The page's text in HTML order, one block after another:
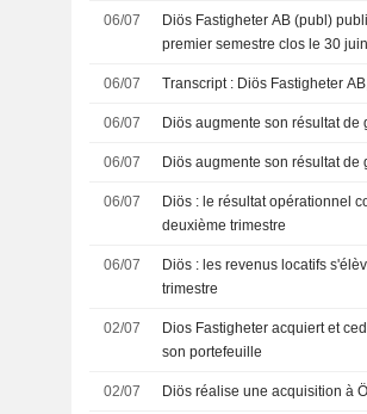
06/07
Diös Fastigheter AB (publ)
premier semestre clos le 30
06/07 Transcript : Diös Fastigheter
06/07 Diös augmente son résultat
06/07 Diös augmente son résultat de
06/07
Diös : le résultat opérationnel
deuxième trimestre
06/07
Diös : les revenus locatifs
trimestre
02/07
Dios Fastigheter acquiert et
son portefeuille
02/07 Diös réalise une acquisition à